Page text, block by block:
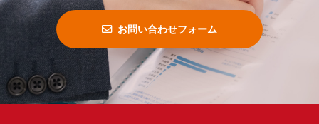
お問い合わせフォーム